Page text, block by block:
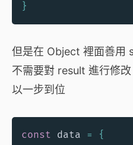
}
但是在 Object 裡面善用
不需要對 result 進行修
以一步到位
const data =
{